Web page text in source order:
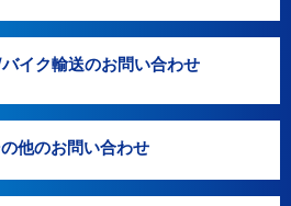
イク輸送のお問い合わせ
他のお問い合わせ